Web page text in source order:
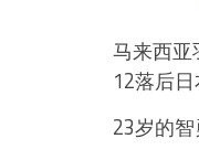
马来西
12落后
23岁的